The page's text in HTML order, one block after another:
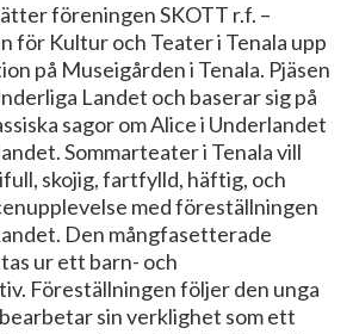
föreningen SKOTT r.f. –
för Kultur och Teater i Tenala upp
på Museigården i Tenala. Pjäsen
Landet och baserar sig på
sagor om Alice i Underlandet
Sommarteater i Tenala vill
skojig, fartfylld, häftig, och
med föreställningen
Den mångfasetterade
ur ett barn- och
Föreställningen följer den unga
sin verklighet som ett